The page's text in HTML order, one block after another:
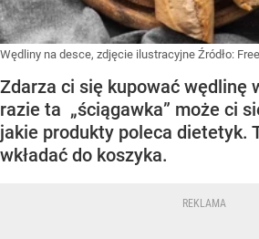
Wędliny na desce, zdjęcie ilustracyjne Źródło:
Zdarza ci się kupować wędlinę
razie ta „ściągawka” może ci
jakie produkty poleca dietetyk.
wkładać do koszyka.